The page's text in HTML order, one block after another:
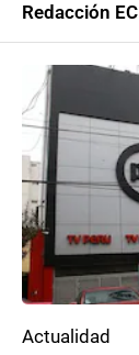
Redacción EC
Actualidad